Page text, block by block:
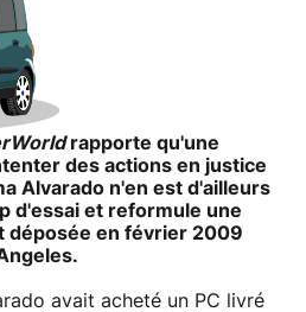
rapporte qu'une
des actions en justice
Alvarado n'en est d'ailleurs
d'essai et reformule une
déposée en février 2009
avait acheté un PC livré